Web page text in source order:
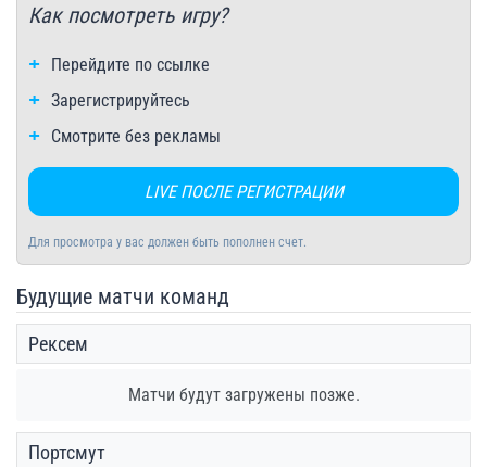
Как посмотреть игру?
Перейдите по ссылке
Зарегистрируйтесь
Смотрите без рекламы
LIVE ПОСЛЕ РЕГИСТРАЦИИ
Для просмотра у вас должен быть пополнен счет.
Будущие матчи команд
Рексем
Матчи будут загружены позже.
Портсмут